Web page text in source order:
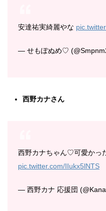
安達祐実綺麗やな
— せもぽぬめ♡
西野カナさん
西野カナちゃん♡可愛かっ
pic.twitter.com/IIukx5lNTS
— 西野カナ 応援団